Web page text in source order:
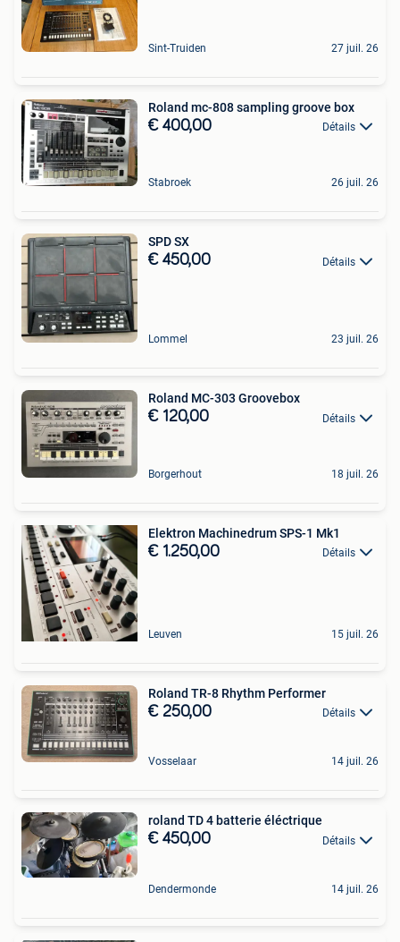
Sint-Truiden 27 juil. 26
Roland mc-808 sampling groove box
€ 400,00 Détails
Stabroek 26 juil. 26
SPD SX
€ 450,00 Détails
Lommel 23 juil. 26
Roland MC-303 Groovebox
€ 120,00 Détails
Borgerhout 18 juil. 26
Elektron Machinedrum SPS-1 Mk1
€ 1.250,00 Détails
Leuven 15 juil. 26
Roland TR-8 Rhythm Performer
€ 250,00 Détails
Vosselaar 14 juil. 26
roland TD 4 batterie éléctrique
€ 450,00 Détails
Dendermonde 14 juil. 26